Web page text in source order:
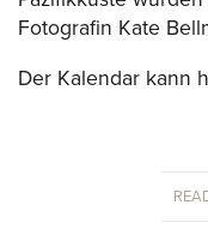
Fotografin Kate
Der Kalendar kann